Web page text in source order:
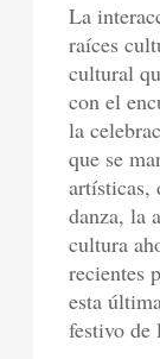
La
raíces
cultural
con el
la
que se
artísticas,
danza, la
cultura
recientes
esta
festivo de